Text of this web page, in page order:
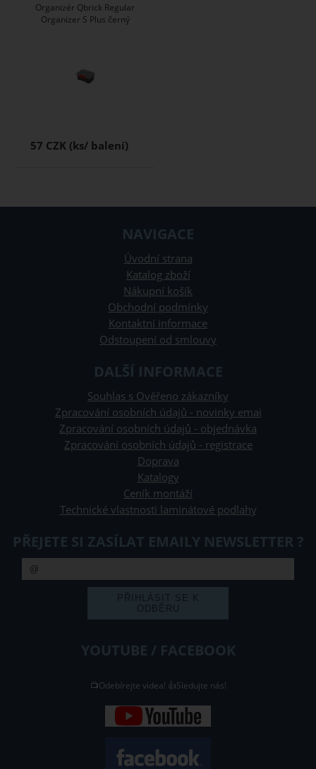
Organizér Qbrick Regular
Organizer S Plus černý
57 CZK
NAVIGACE
Úvodní strana
Katalog zboží
Nákupní košík
Obchodní podmínky
Kontaktní informace
Odstoupení od smlouvy
DALŠÍ INFORMACE
Souhlas s Ověřeno zákazníky
Zpracování osobních údajů - novinky emai
Zpracování osobních údajů - objednávka
Zpracování osobních údajů - registrace
Doprava
Katalogy
Ceník montáží
Technické vlastnosti laminátové podlahy
PŘEJETE SI ZASÍLAT EMAILY NEWSLETTER ?
YOUTUBE / FACEBOOK
📺Odebírejte videa! 👍Sledujte nás!